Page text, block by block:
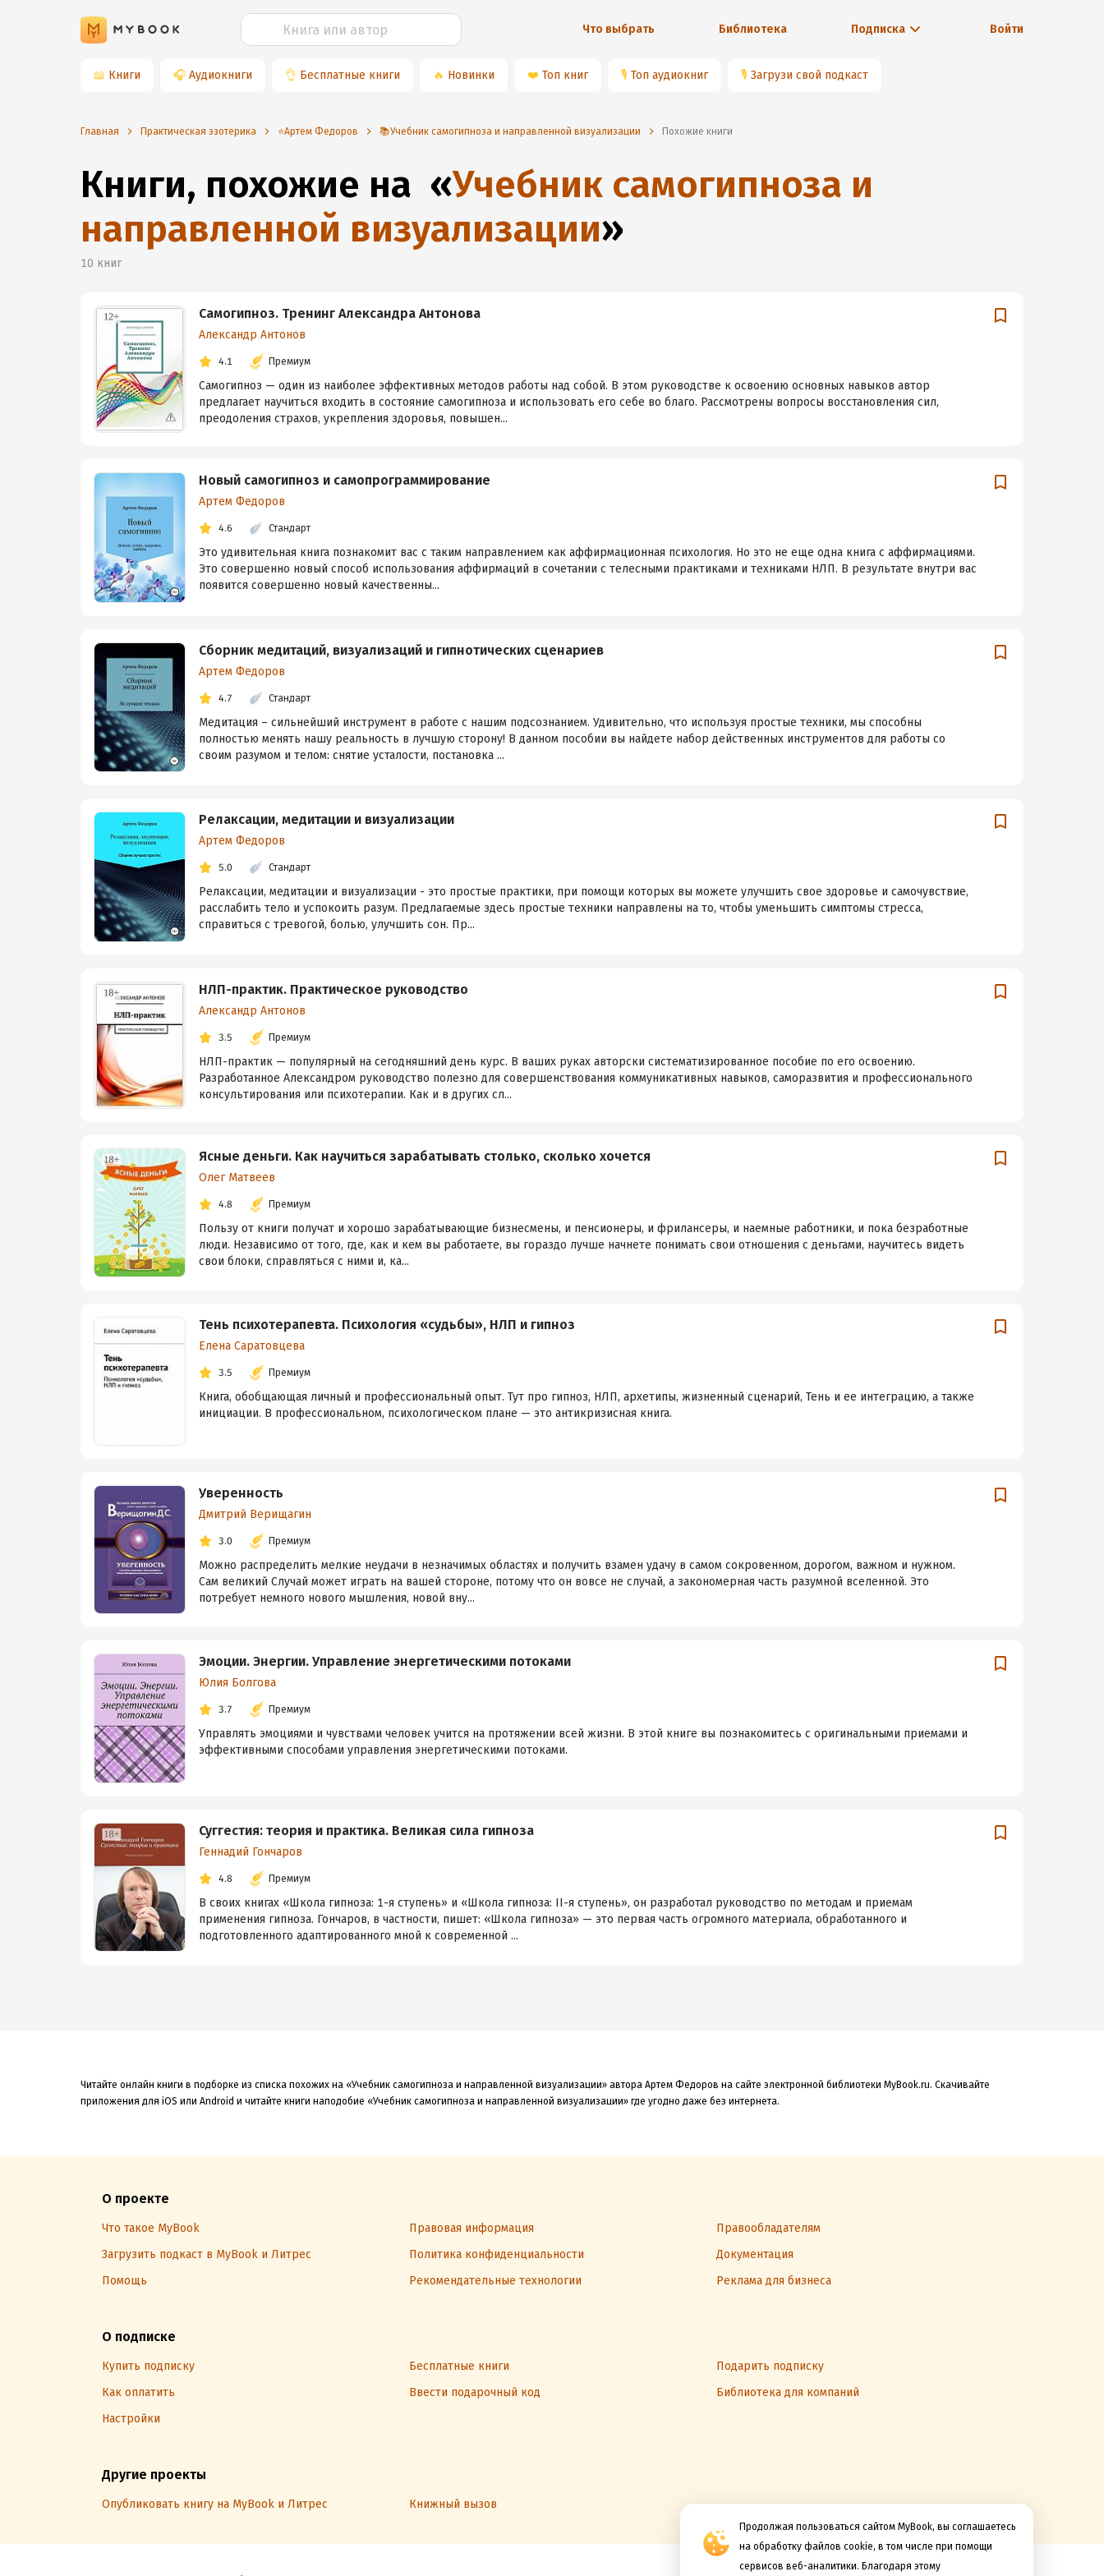
Что выбрать Библиотека Подписка Войти
📖 Книги 🎧 Аудиокниги 👌 Бесплатные книги 🔥 Новинки ❤️ Топ книг 🎙 Топ аудиокниг 🎙 Загрузи свой подкаст
Продолжая пользоваться сайтом MyBook, вы соглашаетесь
на обработку файлов cookie, в том числе при помощи
сервисов веб-аналитики. Благодаря этому
Главная Практическая эзотерика ⭐️Артем Федоров 📚Учебник самогипноза и направленной визуализации Похожие книги
Книги, похожие на «Учебник самогипноза и
направленной визуализации»
10 книг
Самогипноз. Тренинг Александра Антонова
Александр Антонов
4.1 Премиум
Самогипноз — один из наиболее эффективных методов работы над собой. В этом руководстве к освоению основных навыков автор
предлагает научиться входить в состояние самогипноза и использовать его себе во благо. Рассмотрены вопросы восстановления сил,
преодоления страхов, укрепления здоровья, повышен...
Новый самогипноз и самопрограммирование
Артем Федоров
4.6 Стандарт
Это удивительная книга познакомит вас с таким направлением как аффирмационная психология. Но это не еще одна книга с аффирмациями.
Это совершенно новый способ использования аффирмаций в сочетании с телесными практиками и техниками НЛП. В результате внутри вас
появится совершенно новый качественны...
Сборник медитаций, визуализаций и гипнотических сценариев
Артем Федоров
4.7 Стандарт
Медитация – сильнейший инструмент в работе с нашим подсознанием. Удивительно, что используя простые техники, мы способны
полностью менять нашу реальность в лучшую сторону! В данном пособии вы найдете набор действенных инструментов для работы со
своим разумом и телом: снятие усталости, постановка ...
Релаксации, медитации и визуализации
Артем Федоров
5.0 Стандарт
Релаксации, медитации и визуализации - это простые практики, при помощи которых вы можете улучшить свое здоровье и самочувствие,
расслабить тело и успокоить разум. Предлагаемые здесь простые техники направлены на то, чтобы уменьшить симптомы стресса,
справиться с тревогой, болью, улучшить сон. Пр...
НЛП-практик. Практическое руководство
Александр Антонов
3.5 Премиум
НЛП-практик — популярный на сегодняшний день курс. В ваших руках авторски систематизированное пособие по его освоению.
Разработанное Александром руководство полезно для совершенствования коммуникативных навыков, саморазвития и профессионального
консультирования или психотерапии. Как и в других сл...
Ясные деньги. Как научиться зарабатывать столько, сколько хочется
Олег Матвеев
4.8 Премиум
Пользу от книги получат и хорошо зарабатывающие бизнесмены, и пенсионеры, и фрилансеры, и наемные работники, и пока безработные
люди. Независимо от того, где, как и кем вы работаете, вы гораздо лучше начнете понимать свои отношения с деньгами, научитесь видеть
свои блоки, справляться с ними и, ка...
Тень психотерапевта. Психология «судьбы», НЛП и гипноз
Елена Саратовцева
3.5 Премиум
Книга, обобщающая личный и профессиональный опыт. Тут про гипноз, НЛП, архетипы, жизненный сценарий, Тень и ее интеграцию, а также
инициации. В профессиональном, психологическом плане — это антикризисная книга.
Уверенность
Дмитрий Верищагин
3.0 Премиум
Можно распределить мелкие неудачи в незначимых областях и получить взамен удачу в самом сокровенном, дорогом, важном и нужном.
Сам великий Случай может играть на вашей стороне, потому что он вовсе не случай, а закономерная часть разумной вселенной. Это
потребует немного нового мышления, новой вну...
Эмоции. Энергии. Управление энергетическими потоками
Юлия Болгова
3.7 Премиум
Управлять эмоциями и чувствами человек учится на протяжении всей жизни. В этой книге вы познакомитесь с оригинальными приемами и
эффективными способами управления энергетическими потоками.
Суггестия: теория и практика. Великая сила гипноза
Геннадий Гончаров
4.8 Премиум
В своих книгах «Школа гипноза: 1-я ступень» и «Школа гипноза: II-я ступень», он разработал руководство по методам и приемам
применения гипноза. Гончаров, в частности, пишет: «Школа гипноза» — это первая часть огромного материала, обработанного и
подготовленного адаптированного мной к современной ...
Читайте онлайн книги в подборке из списка похожих на «Учебник самогипноза и направленной визуализации» автора Артем Федоров на сайте электронной библиотеки MyBook.ru. Скачивайте
приложения для iOS или Android и читайте книги наподобие «Учебник самогипноза и направленной визуализации» где угодно даже без интернета.
О проекте
Что такое MyBook Правовая информация
Правообладателям
Загрузить подкаст в MyBook и Литрес
Политика конфиденциальности
Документация
Помощь
Рекомендательные технологии Реклама для бизнеса
О подписке
Купить подписку Бесплатные книги
Подарить подписку
Как оплатить
Ввести подарочный код
Библиотека для компаний
Настройки
Другие проекты
Опубликовать книгу на MyBook и Литрес Книжный вызов